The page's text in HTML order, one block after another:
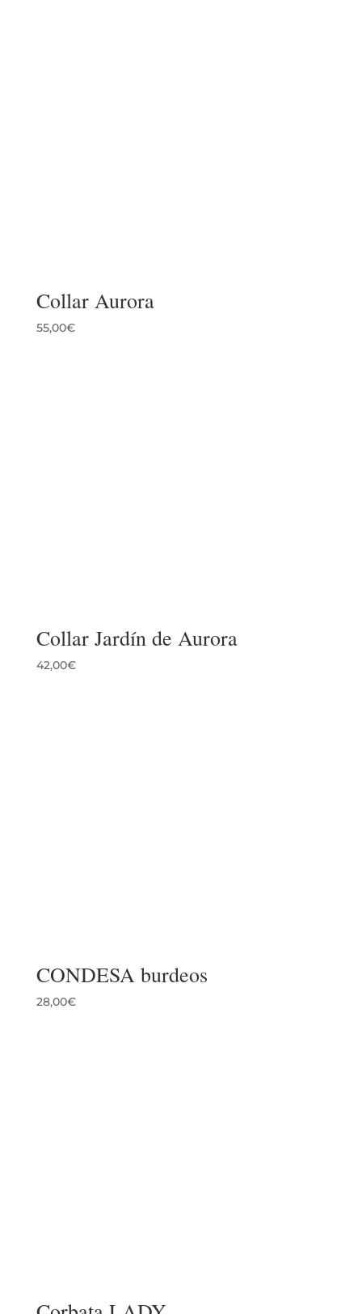
Collar Aurora
55,00€
Collar Jardín de Aurora
42,00€
CONDESA burdeos
28,00€